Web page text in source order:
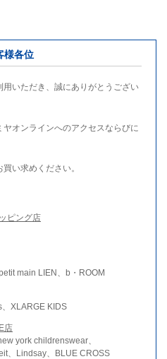
様各位
いただき、誠にありがとうござい
オンラインへのアクセスならびに
い求めください。
ピング店
main LIEN、b・ROOM
XLARGE KIDS
店
york childrenswear、
、Lindsay、BLUE CROSS